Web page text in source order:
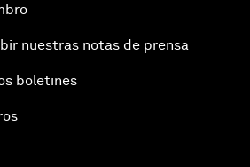
nuestras notas de prensa
boletines